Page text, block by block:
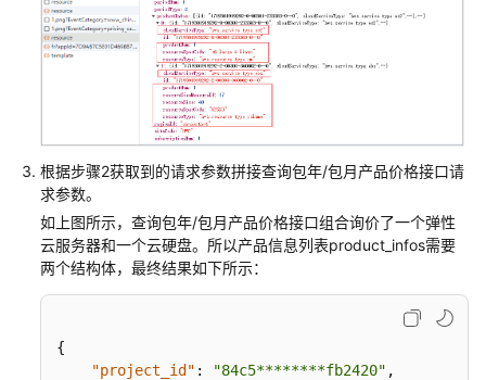
管
理
管
理
配
置
信
息
理
根据步骤2获取到的请求参数拼接查询包年/包月产品价格接口请
求参数。
如上图所示，查询包年/包月产品价格接口组合询价了一个弹性
云服务器和一个云硬盘。所以产品信息列表product_infos需要
两个结构体，最终结果如下所示：
{
"project_id" : "84c5********fb2420" ,